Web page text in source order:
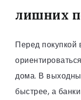
лишних
Перед покупкой
дома. В
быстрее, а